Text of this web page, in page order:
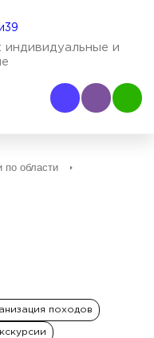
индивидуальные и
Наш Viber
Наш
по области
походов